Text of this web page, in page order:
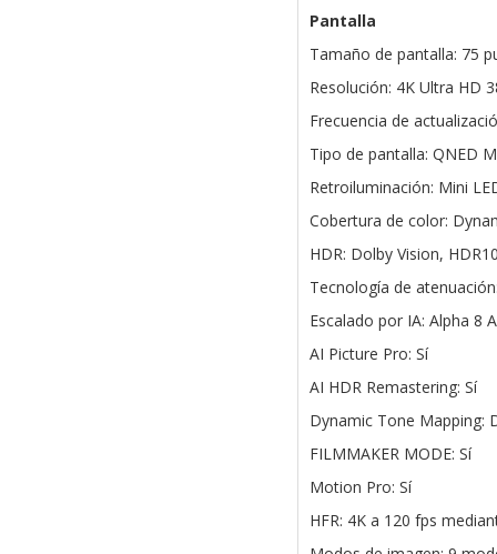
Pantalla
Tamaño de pantalla: 75
Resolución: 4K Ultra HD
Frecuencia de
Tipo de pantalla: QNED
Retroiluminación: Mini
Cobertura de color:
HDR: Dolby Vision,
Tecnología de
Escalado por IA: Alpha 8
AI Picture Pro: Sí
AI HDR Remastering: Sí
Dynamic Tone Mapping:
FILMMAKER MODE: Sí
Motion Pro: Sí
HFR: 4K a 120 fps